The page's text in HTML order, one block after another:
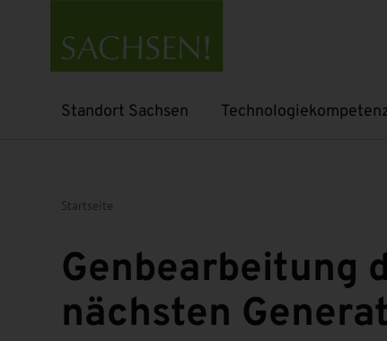
Standort Sachsen
Untermenü öffnen Untermenü öffnen
Startseite
Genbearbeitung
nächsten